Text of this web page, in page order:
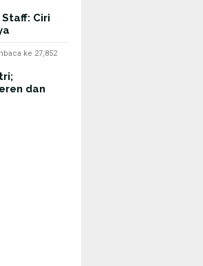
Ciri
ke 27,852
dan